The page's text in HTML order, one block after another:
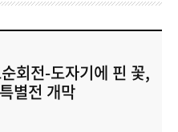
회전-도자기에 핀 꽃,
별전 개막